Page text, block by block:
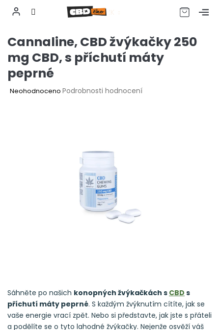
na
CZK
Cannaline, CBD žvýkačky 250
mg CBD, s příchutí máty
peprné
Průměrné
Neohodnoceno Podrobnosti hodnocení
Sáhněte po našich konopných žvýkačkách s CBD s
příchutí máty peprné. S každým žvýknutím cítíte, jak se
vaše energie vrací zpět. Nebo si představte, jak jste s přáteli
a podělíte se o tyto lahodné žvýkačky. Nejenže osvěží váš